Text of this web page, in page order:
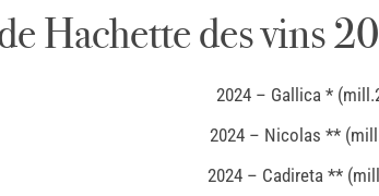
Hachette des vins
2024 – Gallica *
2024 – Nicolas **
2024 – Cadireta **